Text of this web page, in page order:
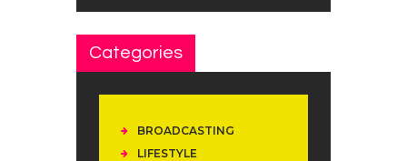
Categories
BROADCASTING
LIFESTYLE